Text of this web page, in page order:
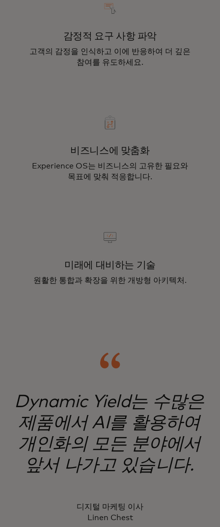
감정적 요구 사항 파악
고객의 감정을 인식하고 이에 반응하여 더 깊은
참여를 유도하세요.
비즈니스에 맞춤화
Experience OS는 비즈니스의 고유한 필요와
목표에 맞춰 적응합니다.
미래에 대비하는 기술
원활한 통합과 확장을 위한 개방형 아키텍처.
Dynamic Yield는 수많은
제품에서 AI를 활용하여
개인화의 모든 분야에서
앞서 나가고 있습니다.
디지털 마케팅 이사
Linen Chest